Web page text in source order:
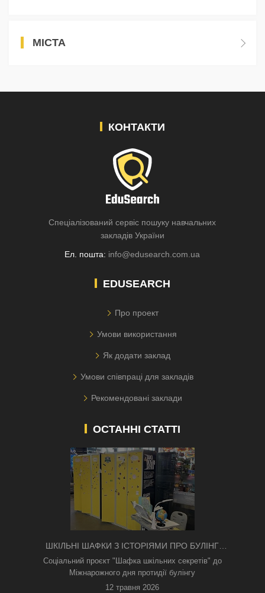
МІСТА
КОНТАКТИ
Спеціалізований сервіс пошуку навчальних
закладів України
Ел. пошта: info@edusearch.com.ua
EDUSEARCH
Про проект
Умови використання
Як додати заклад
Умови співпраці для закладів
Рекомендовані заклади
ОСТАННІ СТАТТІ
ШКІЛЬНІ ШАФКИ З ІСТОРІЯМИ ПРО БУЛІНГ
З'ЯВИЛИСЯ В КИЄВІ
Соціальний проєкт "Шафка шкільних секретів" до
Міжнарожного дня протидії булінгу
12 травня 2026